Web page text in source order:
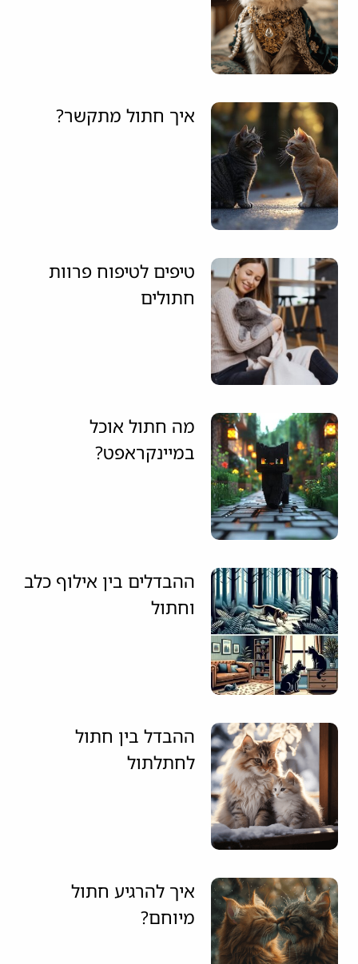
איך חתול מתקשר?
טיפים לטיפוח פרוות
חתולים
מה חתול אוכל
במיינקראפט?
ההבדלים בין אילוף כלב
וחתול
ההבדל בין חתול
לחתלתול
איך להרגיע חתול
מיוחם?